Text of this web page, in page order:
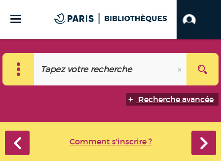
Recherche avancée
Comment s'inscrire ?